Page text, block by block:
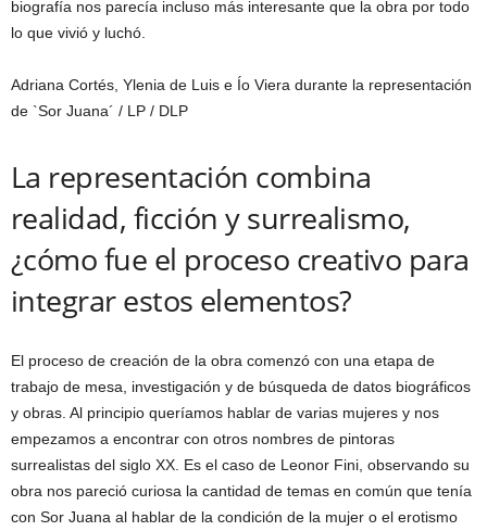
biografía nos parecía incluso más interesante que la obra por todo
lo que vivió y luchó.
Adriana Cortés, Ylenia de Luis e Ío Viera durante la representación
de `Sor Juana´ / LP / DLP
La representación combina
realidad, ficción y surrealismo,
¿cómo fue el proceso creativo para
integrar estos elementos?
El proceso de creación de la obra comenzó con una etapa de
trabajo de mesa, investigación y de búsqueda de datos biográficos
y obras. Al principio queríamos hablar de varias mujeres y nos
empezamos a encontrar con otros nombres de pintoras
surrealistas del siglo XX. Es el caso de Leonor Fini, observando su
obra nos pareció curiosa la cantidad de temas en común que tenía
con Sor Juana al hablar de la condición de la mujer o el erotismo